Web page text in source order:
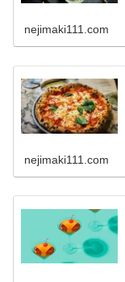
nejimaki111.com
nejimaki111.com